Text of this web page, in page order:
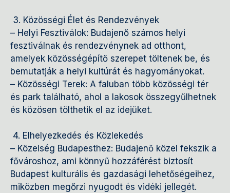
3. Közösségi Élet és Rendezvények
– Helyi Fesztiválok: Budajenő számos helyi
fesztiválnak és rendezvénynek ad otthont,
amelyek közösségépítő szerepet töltenek be, és
bemutatják a helyi kultúrát és hagyományokat.
– Közösségi Terek: A faluban több közösségi tér
és park található, ahol a lakosok összegyűlhetnek
és közösen tölthetik el az idejüket.
4. Elhelyezkedés és Közlekedés
– Közelség Budapesthez: Budajenő közel fekszik a
fővároshoz, ami könnyű hozzáférést biztosít
Budapest kulturális és gazdasági lehetőségeihez,
miközben megőrzi nyugodt és vidéki jellegét.